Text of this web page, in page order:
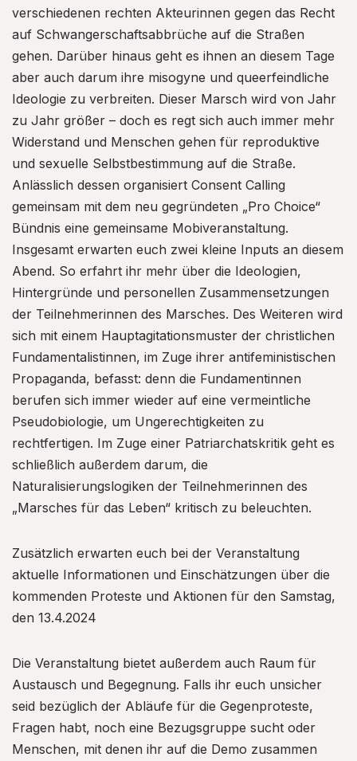
verschiedenen rechten Akteurinnen gegen das Recht
auf Schwangerschaftsabbrüche auf die Straßen
gehen. Darüber hinaus geht es ihnen an diesem Tage
aber auch darum ihre misogyne und queerfeindliche
Ideologie zu verbreiten. Dieser Marsch wird von Jahr
zu Jahr größer – doch es regt sich auch immer mehr
Widerstand und Menschen gehen für reproduktive
und sexuelle Selbstbestimmung auf die Straße.
Anlässlich dessen organisiert Consent Calling
gemeinsam mit dem neu gegründeten „Pro Choice“
Bündnis eine gemeinsame Mobiveranstaltung.
Insgesamt erwarten euch zwei kleine Inputs an diesem
Abend. So erfahrt ihr mehr über die Ideologien,
Hintergründe und personellen Zusammensetzungen
der Teilnehmerinnen des Marsches. Des Weiteren wird
sich mit einem Hauptagitationsmuster der christlichen
Fundamentalistinnen, im Zuge ihrer antifeministischen
Propaganda, befasst: denn die Fundamentinnen
berufen sich immer wieder auf eine vermeintliche
Pseudobiologie, um Ungerechtigkeiten zu
rechtfertigen. Im Zuge einer Patriarchatskritik geht es
schließlich außerdem darum, die
Naturalisierungslogiken der Teilnehmerinnen des
„Marsches für das Leben“ kritisch zu beleuchten.
Zusätzlich erwarten euch bei der Veranstaltung
aktuelle Informationen und Einschätzungen über die
kommenden Proteste und Aktionen für den Samstag,
den 13.4.2024
Die Veranstaltung bietet außerdem auch Raum für
Austausch und Begegnung. Falls ihr euch unsicher
seid bezüglich der Abläufe für die Gegenproteste,
Fragen habt, noch eine Bezugsgruppe sucht oder
Menschen, mit denen ihr auf die Demo zusammen